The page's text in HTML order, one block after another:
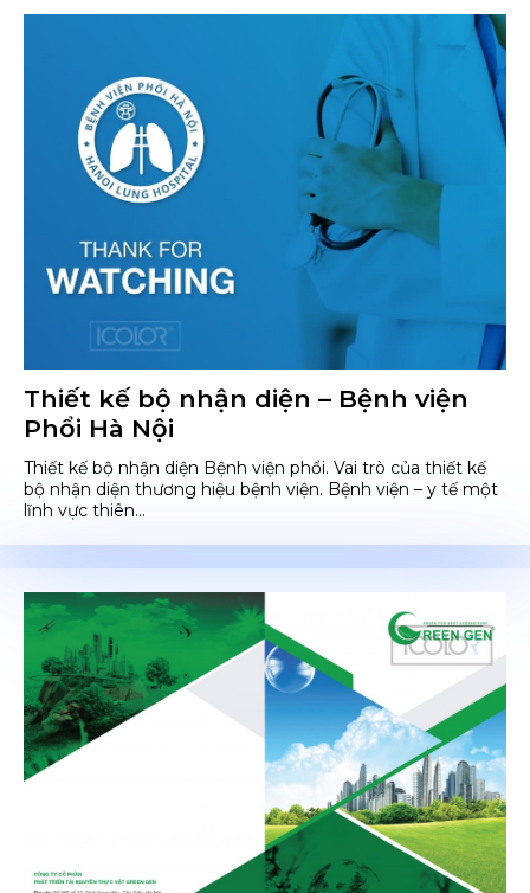
Thiết kế bộ nhận diện – Bệnh viện
Phổi Hà Nội
Thiết kế bộ nhận diện Bệnh viện phổi. Vai trò của thiết kế
bộ nhận diện thương hiệu bệnh viện. Bệnh viện – y tế một
lĩnh vực thiên...